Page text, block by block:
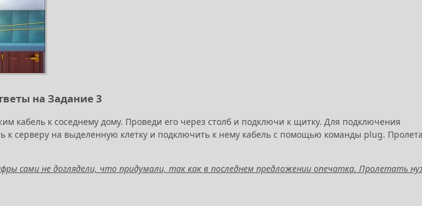
на Задание 3
кабель к соседнему дому. Проведи его через столб и подключи к щитку. Для подключения
к серверу на выделенную клетку и подключить к нему кабель с помощью команды plug.
сами не доглядели, что придумали, так как в последнем предложении опечатка. Пролетать